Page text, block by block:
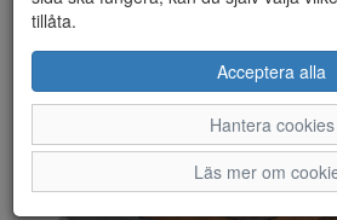
tillåta.
Acceptera alla
Hantera cookies
Läs mer om